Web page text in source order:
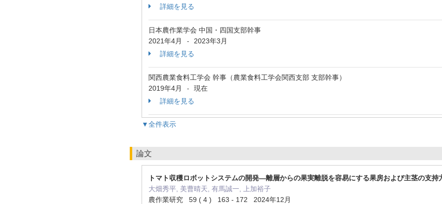
詳細を見る
日本農作業学会 中国・四国支部幹事
2021年4月
-
2023年3月
詳細を見る
関西農業食料工学会 幹事（農業食料工学会関西支部 支部幹事）
2019年4月
-
現在
詳細を見る
▼全件表示
論文
トマト収穫ロボットシステムの開発―離層からの果実離脱を容易にする果房および主茎の支
大畑秀平, 美曹晴天, 有馬誠一, 上加裕子
農作業研究 59 ( 4 ) 163 - 172 2024年12月